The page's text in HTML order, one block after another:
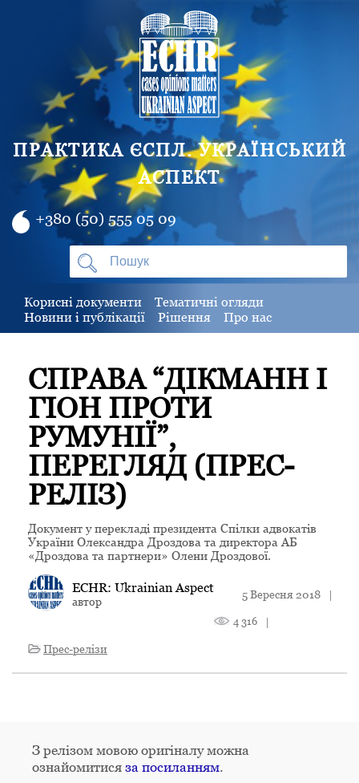
ПРАКТИКА ЄСПЛ. УКРАЇНСЬКИЙ
АСПЕКТ
+380 (50) 555 05 09
Корисні документи
Тематичні огляди
Новини і публікації
Рішення Про нас
СПРАВА “ДІКМАНН І
ГІОН ПРОТИ
РУМУНІЇ”,
ПЕРЕГЛЯД (ПРЕС-
РЕЛІЗ)
Документ у перекладі президента Спілки адвокатів
України Олександра Дроздова та директора АБ
«Дроздова та партнери» Олени Дроздової.
ECHR: Ukrainian Aspect
автор
5 Вересня 2018 |
4 316
|
Прес-релізи
З релізом мовою оригіналу можна
ознайомитися за посиланням.